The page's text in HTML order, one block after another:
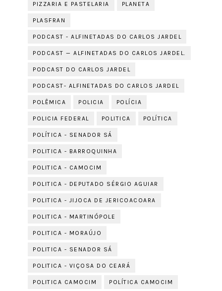
PIZZARIA E PASTELARIA PLANETA
PLASFRAN
PODCAST - ALFINETADAS DO CARLOS JARDEL
PODCAST — ALFINETADAS DO CARLOS JARDEL.
PODCAST DO CARLOS JARDEL
PODCAST- ALFINETADAS DO CARLOS JARDEL
POLÊMICA POLICIA POLÍCIA
POLICIA FEDERAL POLITICA POLÍTICA
POLÍTICA - SENADOR SÁ
POLITICA - BARROQUINHA
POLITICA - CAMOCIM
POLITICA - DEPUTADO SÉRGIO AGUIAR
POLITICA - JIJOCA DE JERICOACOARA
POLITICA - MARTINÓPOLE
POLITICA - MORAÚJO
POLITICA - SENADOR SÁ
POLITICA - VIÇOSA DO CEARÁ
POLITICA CAMOCIM POLÍTICA CAMOCIM